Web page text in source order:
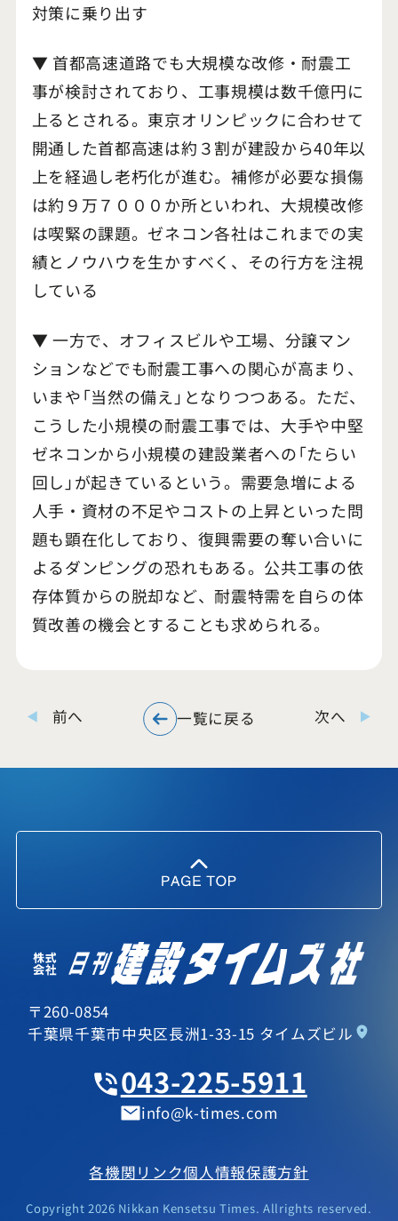
対策に乗り出す
▼ 首都高速道路でも大規模な改修・耐震工
事が検討されており、工事規模は数千億円に
上るとされる。東京オリンピックに合わせて
開通した首都高速は約３割が建設から40年以
上を経過し老朽化が進む。補修が必要な損傷
は約９万７０００か所といわれ、大規模改修
は喫緊の課題。ゼネコン各社はこれまでの実
績とノウハウを生かすべく、その行方を注視
している
▼ 一方で、オフィスビルや工場、分譲マン
ションなどでも耐震工事への関心が高まり、
いまや「当然の備え」となりつつある。ただ、
こうした小規模の耐震工事では、大手や中堅
ゼネコンから小規模の建設業者への「たらい
回し」が起きているという。需要急増による
人手・資材の不足やコストの上昇といった問
題も顕在化しており、復興需要の奪い合いに
よるダンピングの恐れもある。公共工事の依
存体質からの脱却など、耐震特需を自らの体
質改善の機会とすることも求められる。
前へ 一覧に戻る 次へ
〒260-0854
千葉県千葉市中央区長洲1-33-15 タイムズビル
043-225-5911
info k-times.com
各機関リンク個人情報保護方針
Copyright 2026 Nikkan Kensetsu Times. Allrights reserved.